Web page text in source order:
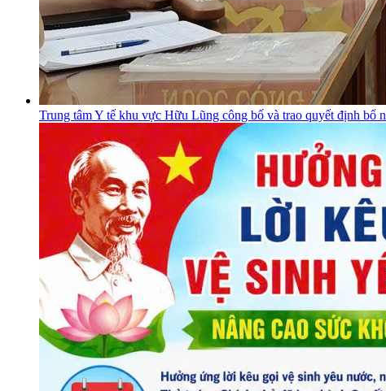
Trung tâm Y tế khu vực Hữu Lũng công bố và trao quyết định bổ